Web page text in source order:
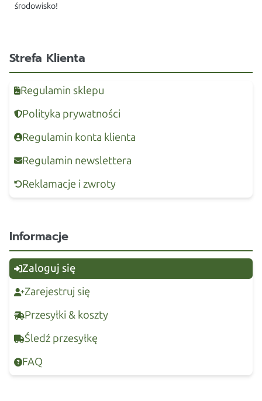
środowisko!
Strefa Klienta
Regulamin sklepu
Polityka prywatności
Regulamin konta klienta
Regulamin newslettera
Reklamacje i zwroty
Informacje
Zaloguj się
Zarejestruj się
Przesyłki & koszty
Śledź przesyłkę
FAQ